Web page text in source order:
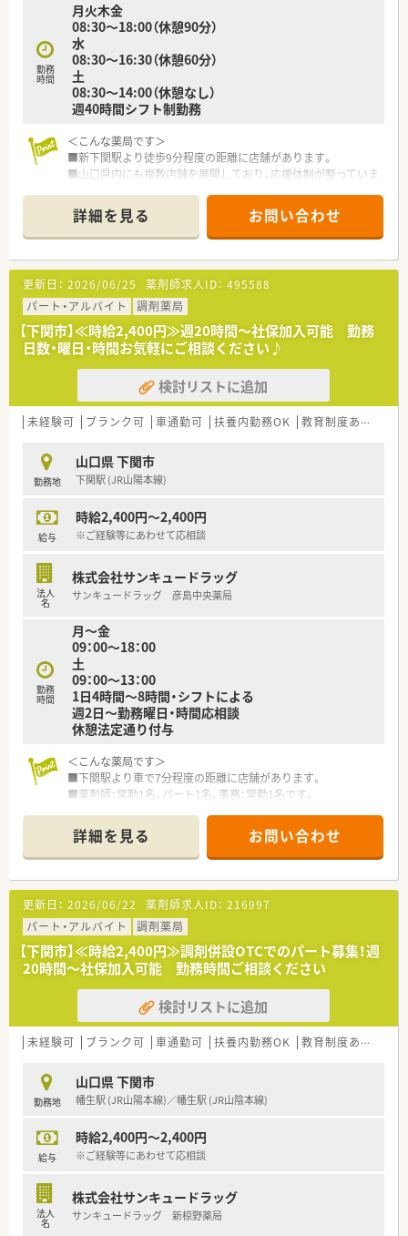
勤務
時間
月火木金
08:30～18:00（休憩90分）
水
08:30～16:30（休憩60分）
土
08:30～14:00（休憩なし）
週40時間シフト制勤務
＜こんな薬局です＞
■新下関駅より徒歩9分程度の距離に店舗があります。
■山口県内にも複数店舗を展開しており、応援体制が整っていま
＜業務内容＞
■処方箋による調剤業務、服薬指導、薬剤情報の提供など
■近隣のクリニックより内科、循環器科をメインに処方応需して
います。
＜研修制度＞
■独自の研修システムを活用し、効率的かつ効果的なスキルアッ
プを支援しています。
■カフェテリア研修や社内学術大会など、目指す社会人像に合わ
せて学ぶ事ができる環境が整っています。
■大学と提携し、がん･高齢者医療など最新の知識修得をし、専
門性の高い薬剤師の育成しています。
■自己啓発の一環として、約130種類の中から自分にあった講座
＜法人特徴＞
■福岡県本社で全国43都道府県に店舗展開しております。
薬連携」の取組みとして積極的にコミュニケーションを図ってい
ます。
①全国勤務社員：全店舗を対象とした異動が可能な社員
②エリア社員：限定した地区内での転居を伴う異動が可能な社員
③薬剤師職Ⅲ（ローカル社員）：転居を伴う異動がない社員から選
■休暇制度や福利厚生面も充実
正社員であれば有給は入社時から付与。
その他、連続休暇制度、メモリアル休暇、サポート休暇、ボラン
ティア休暇などワークライフバランスを推奨されています。
＜こんな方にもおすすめ＞
■しっかりとした教育体制のもとで薬剤師としてのスキルを磨
■応援体制がありいざという時に休みの取れる環境でご勤務さ
れたい方
■マイカー通勤ご希望の方
■様々な店舗でスキルを磨いてみたい方
詳細を見る お問い合わせ
更新日： 2026/06/25 薬剤師求人ID： 495588
パート・アルバイト
調剤薬局
【下関市】≪時給2,400円≫週20時間～社保加入可能 勤務
日数・曜日・時間お気軽にご相談ください♪
検討リストに追加
未経験可 ブランク可 車通勤可 扶養内勤務OK 教育制度あり
勤務地
山口県 下関市
下関駅 (JR山陽本線)
給与
時給2,400円～2,400円
※ご経験等にあわせて応相談
法人
名
株式会社サンキュードラッグ
サンキュードラッグ 彦島中央薬局
勤務
時間
月～金
09：00～18：00
土
09：00～13：00
1日4時間～8時間・シフトによる
週2日～勤務曜日・時間応相談
休憩法定通り付与
＜こんな薬局です＞
■下関駅より車で7分程度の距離に店舗があります。
■薬剤師：常勤1名、パート1名、事務：常勤1名です。
＜業務内容＞
■近隣クリニックより内科、呼吸器科、消化器科をメインに処方
応需しています。
＜研修制度＞
■年次ごとのステップアップカリキュラムの他、栄養学や漢方・
OTC、保険制度などテーマ別研修等の教育制度も充実していま
す。がん認定専門薬剤師取得サポートや地域薬学ケア専門薬剤
師のサポートもございまして、提携のクリニック様で症例を集め
る事も可能ですので、ご自身のスキルアップもできる環境があり
ます。
＜法人特徴＞
■福岡県北九州市を中心にドラッグストア・調剤薬局を運営され
ナント出店し、北九州エリアではNo.1のシェア率を持っており
ます。
■かかりつけネットワークの充実を図るために、調剤・ドラッグ
調剤・在宅だけでなく、未病の取り組みにも積極的に関わるこ
とで、お客様・患者様の「身近な存在」になることを目指していま
ございますので、全店舗で電子薬歴や監査レンジも導入済みで必
要に応じて一包化監査システムなど、積極的に機械化を進めてい
ます。
詳細を見る お問い合わせ
更新日： 2026/06/22 薬剤師求人ID： 216997
パート・アルバイト
調剤薬局
【下関市】≪時給2,400円≫調剤併設OTCでのパート募集！週
20時間～社保加入可能 勤務時間ご相談ください
検討リストに追加
未経験可 ブランク可 車通勤可 扶養内勤務OK 教育制度あり
勤務地
山口県 下関市
幡生駅 (JR山陽本線)／幡生駅 (JR山陰本線)
給与
時給2,400円～2,400円
※ご経験等にあわせて応相談
法人
名
株式会社サンキュードラッグ
サンキュードラッグ 新椋野薬局